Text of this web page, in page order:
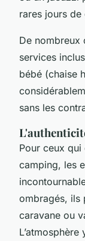
rares jours de
De nombreux
services
bébé (chaise
sans les
Pour ceux qui
camping, les
ombragés, ils
caravane ou